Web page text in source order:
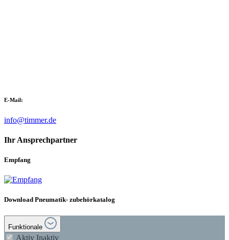
E-Mail:
info@timmer.de
Ihr Ansprechpartner
Empfang
Download Pneumatik- zubehörkatalog
Funktionale
Aktiv Inaktiv